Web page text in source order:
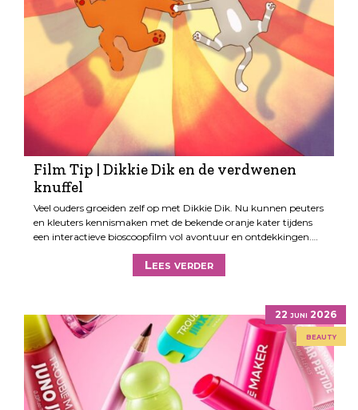
Film Tip | Dikkie Dik en de verdwenen
knuffel
Veel ouders groeiden zelf op met Dikkie Dik. Nu kunnen peuters
en kleuters kennismaken met de bekende oranje kater tijdens
een interactieve bioscoopfilm vol avontuur en ontdekkingen.…
Lees verder
22 juni 2026
beauty